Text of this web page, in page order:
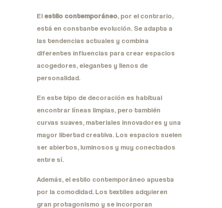
El estilo contemporáneo, por el contrario,
está en constante evolución. Se adapta a
las tendencias actuales y combina
diferentes influencias para crear espacios
acogedores, elegantes y llenos de
personalidad.
En este tipo de decoración es habitual
encontrar líneas limpias, pero también
curvas suaves, materiales innovadores y una
mayor libertad creativa. Los espacios suelen
ser abiertos, luminosos y muy conectados
entre sí.
Además, el estilo contemporáneo apuesta
por la comodidad. Los textiles adquieren
gran protagonismo y se incorporan